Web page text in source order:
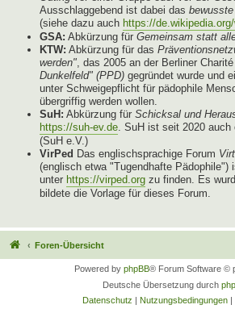
Ausschlaggebend ist dabei das
(siehe dazu auch https://
GSA: Abkürzung für Gemeinsam statt
KTW: Abkürzung für das
werden", das 2005 an der Berliner
Dunkelfeld" (PPD) gegründet wurde und
unter Schweigepflicht für pädophile
übergriffig werden wollen.
SuH: Abkürzung für Schicksal und
https://suh-ev.de. SuH ist seit 2020 auch
(SuH e.V.)
VirPed Das englischsprachige Forum
(englisch etwa "Tugendhafte Pädophile")
unter https://virped.org zu finden. Es
bildete die Vorlage für dieses Forum.
Foren-Übersicht
Powered by phpBB® Forum Software ©
Deutsche Übersetzung durch
Datenschutz | Nutzungsbedingungen |